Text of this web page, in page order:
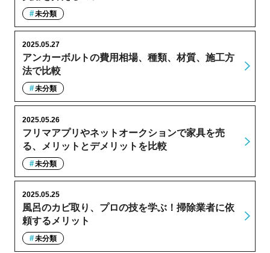
未分類
アンカーボルトの費用相場、種類、材質、施工方
法で比較
2025.05.27
未分類
フリマアプリやネットオークションで家具を売
る、メリットとデメリットを比較
2025.05.26
未分類
風呂のカビ取り、プロの技を学ぶ！掃除業者に依
頼するメリット
2025.05.25
未分類